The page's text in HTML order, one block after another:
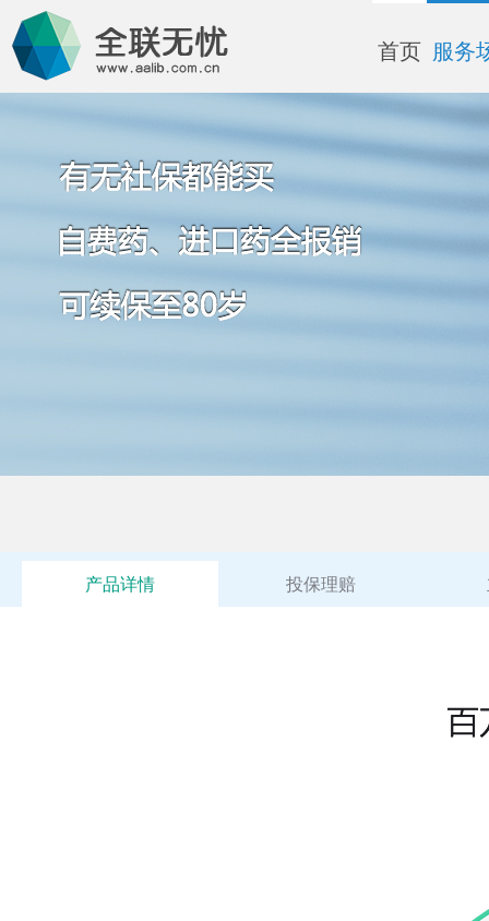
首页 服务
产品详情 投保理赔